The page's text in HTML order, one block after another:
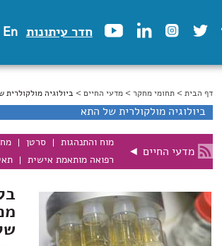
חדר עיתונות En
הינך נמצא כאן
דף הבית >תחומי מחקר >מדעי החיים > ביולוגיה מולקולרית
ביולוגיה מולקולרית של התא
מדעי החיים ◄
מוח והתנהגות סרטן
רפואה מותאמת אישית